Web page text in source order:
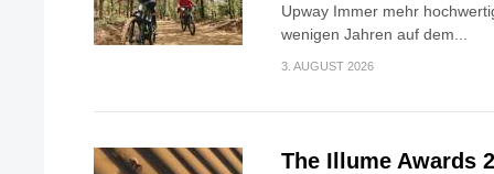
Upway Immer mehr
wenigen Jahren auf dem...
3. AUGUST 2026
The Illume Awards